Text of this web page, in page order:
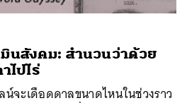
นสังคม: สำนวนว่าด้วย
ไปไร่
จะเดือดดาลขนาดไหนในช่วงราว